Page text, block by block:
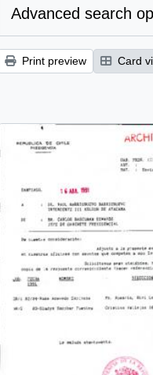
Advanced search
Print preview Card